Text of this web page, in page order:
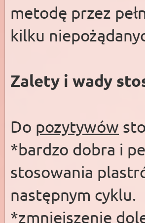
metodę przez
kilku
Zalety i wady
Do pozytywów
*bardzo dobra i
stosowania
następnym cyklu.
*zmniejszenie